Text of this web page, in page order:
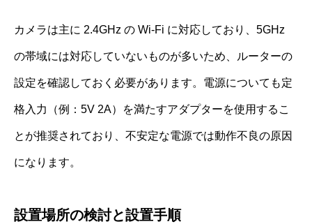
カメラは主に 2.4GHz の Wi-Fi に対応しており、5GHz
の帯域には対応していないものが多いため、ルーターの
設定を確認しておく必要があります。電源についても定
格入力（例：5V 2A）を満たすアダプターを使用するこ
とが推奨されており、不安定な電源では動作不良の原因
になります。
設置場所の検討と設置手順